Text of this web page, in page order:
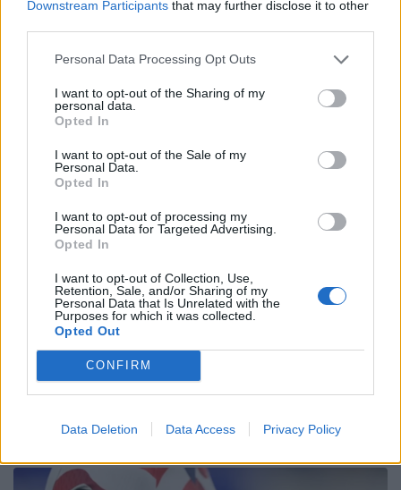
Downstream Participants that may further disclose it to other
Personal Data Processing Opt Outs
I want to opt-out of the Sharing of my
personal data.
Opted In
I want to opt-out of the Sale of my
Personal Data.
Opted In
I want to opt-out of processing my
Personal Data for Targeted Advertising.
Opted In
I want to opt-out of Collection, Use,
Retention, Sale, and/or Sharing of my
Personal Data that Is Unrelated with the
Purposes for which it was collected.
Opted Out
CONFIRM
Data Deletion Data Access Privacy Policy
Park di Limerick il 2 novembre, come arbitro
il 16 novembre, quando a Murrayfield
dirigerà Scozia-Portogallo.
Gli arbitri dell'Italia
In conclusione ecco gli arbitri designati per i
match degli Azzurri:il 9 novembre con
il 17 novembre per il match con la Georgia ci
sarà la direzione di Ben O'Keefe. Nell'ultimo
match con gli
Pierre Brousset.